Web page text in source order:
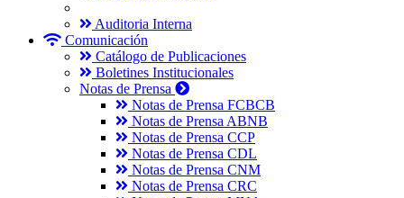
Auditoria Interna
Comunicación
Catálogo de Publicaciones
Boletines Institucionales
Notas de Prensa
Notas de Prensa FCBCB
Notas de Prensa ABNB
Notas de Prensa CCP
Notas de Prensa CDL
Notas de Prensa CNM
Notas de Prensa CRC